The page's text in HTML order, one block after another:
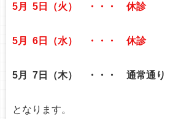
5月 5日（火） ・・・ 休診
5月 6日（水） ・・・ 休診
5月 7日（木） ・・・ 通常通り
となります。